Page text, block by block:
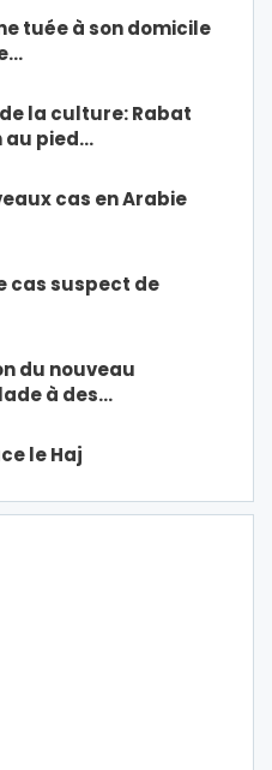
tuée à son domicile
la culture: Rabat
au pied…
cas en Arabie
cas suspect de
du nouveau
à des…
le Haj